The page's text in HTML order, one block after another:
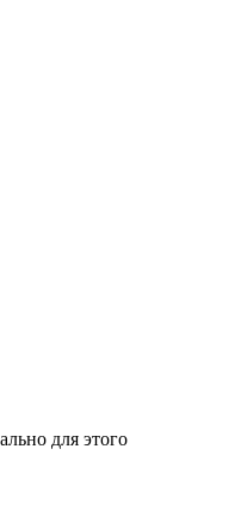
для этого